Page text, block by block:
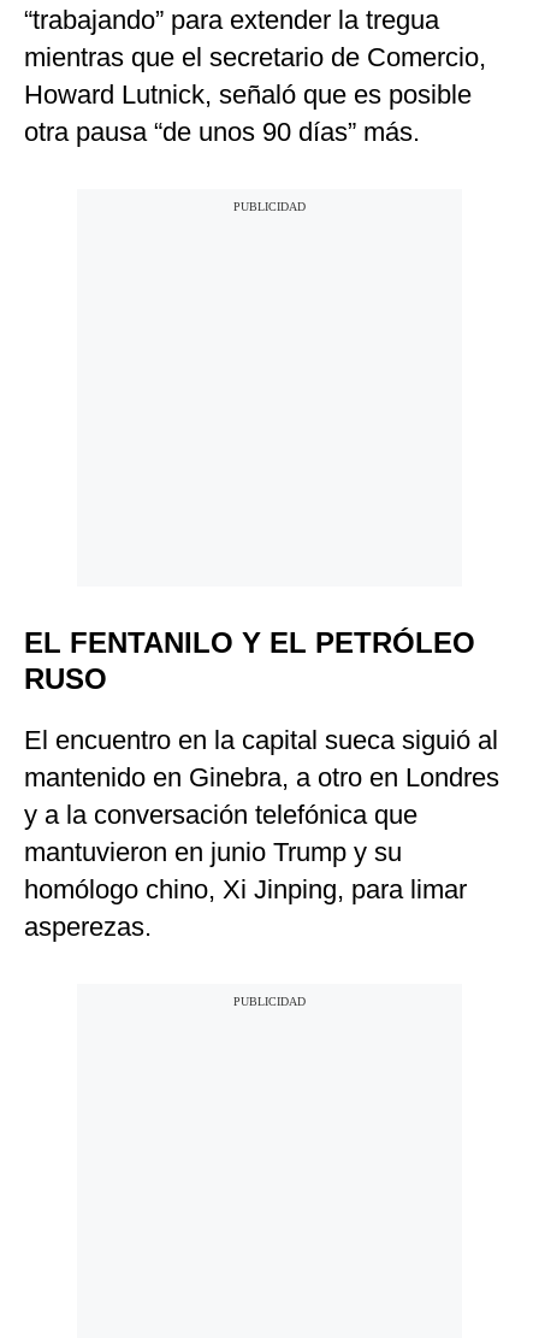
“trabajando” para extender la tregua
mientras que el secretario de Comercio,
Howard Lutnick, señaló que es posible
otra pausa “de unos 90 días” más.
EL FENTANILO Y EL PETRÓLEO
RUSO
El encuentro en la capital sueca siguió al
mantenido en Ginebra, a otro en Londres
y a la conversación telefónica que
mantuvieron en junio Trump y su
homólogo chino, Xi Jinping, para limar
asperezas.